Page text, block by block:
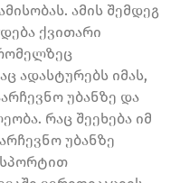
ამის შემდეგ
ქვითარი
ადასტურებს იმას,
უბანზე და
რაც შეეხება იმ
უბანზე